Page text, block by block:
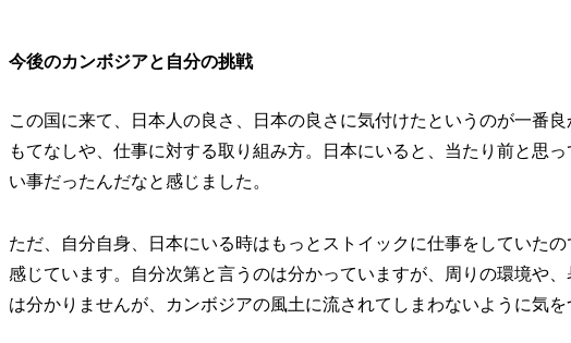
今後のカンボジアと自分の挑戦
この国に来て、日本人の良さ、日本の良さに気付けたというのが一番
もてなしや、仕事に対する取り組み方。日本にいると、当たり前と思
い事だったんだなと感じました。
ただ、自分自身、日本にいる時はもっとストイックに仕事をしていた
感じています。自分次第と言うのは分かっていますが、周りの環境や
は分かりませんが、カンボジアの風土に流されてしまわないように気